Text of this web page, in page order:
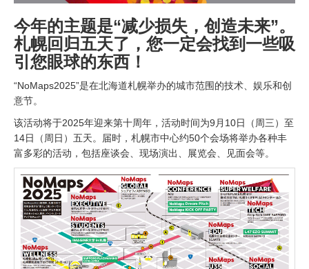
今年的主题是“减少损失，创造未来”。
札幌回归五天了，您一定会找到一些吸
引您眼球的东西！
“NoMaps2025”是在北海道札幌举办的城市范围的技术、娱乐和创
意节。
该活动将于2025年迎来第十周年，活动时间为9月10日（周三）至
14日（周日）五天。届时，札幌市中心约50个会场将举办各种丰
富多彩的活动，包括座谈会、现场演出、展览会、见面会等。